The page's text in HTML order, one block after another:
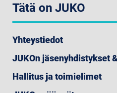
Tätä on JUKO
Yhteystiedot
JUKOn jäsenyhdistykset
Hallitus ja toimielimet